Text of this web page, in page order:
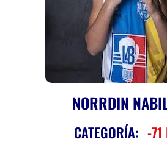
NORRDIN
CATEGORÍA: -71